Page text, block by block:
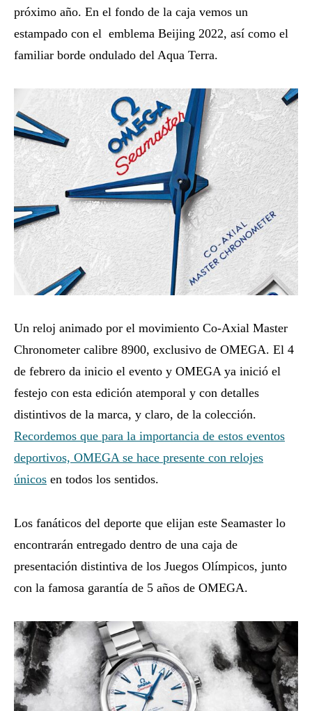
próximo año. En el fondo de la caja vemos un
estampado con el emblema Beijing 2022, así como el
familiar borde ondulado del Aqua Terra.
Un reloj animado por el movimiento Co-Axial Master
Chronometer calibre 8900, exclusivo de OMEGA. El 4
de febrero da inicio el evento y OMEGA ya inició el
festejo con esta edición atemporal y con detalles
distintivos de la marca, y claro, de la colección.
Recordemos que para la importancia de estos eventos
deportivos, OMEGA se hace presente con relojes
únicos en todos los sentidos.
Los fanáticos del deporte que elijan este Seamaster lo
encontrarán entregado dentro de una caja de
presentación distintiva de los Juegos Olímpicos, junto
con la famosa garantía de 5 años de OMEGA.